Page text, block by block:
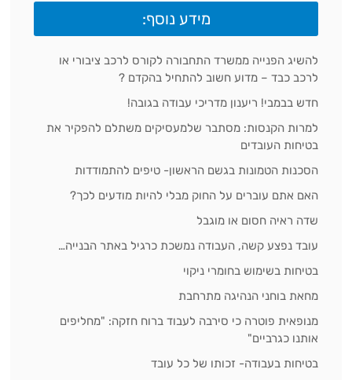
מידע נוסף:
להשיג הפנייה ממשרד התחבורה לקורס לרכב ציבורי או
לרכב כבד – מדוע חשוב להתחיל בהקדם ?
חדש בבמבי! ריענון מדריכי עבודה בגובה!
למרות הקנסות: מסתבר שלמעסיקים משתלם להפקיר את
בטיחות העובדים
הסכנות הטמונות בגשם הראשון- טיפים להתמודדות
האם אתם עוברים על החוק מבלי להיות מודעים לכך?
שדה ראיה חסום או מוגבל
עובד נפצע קשה, העבודה נמשכת כרגיל באתר הבנייה…
בטיחות בשימוש בחומרי ניקוי
מחאת בוחני הנהיגה מתרחבת
מנופאית פוטרה כי סירבה לעבוד ברוח חזקה: "מחליפים
אותנו כגרביים"
בטיחות בעבודה- זכותו של כל עובד